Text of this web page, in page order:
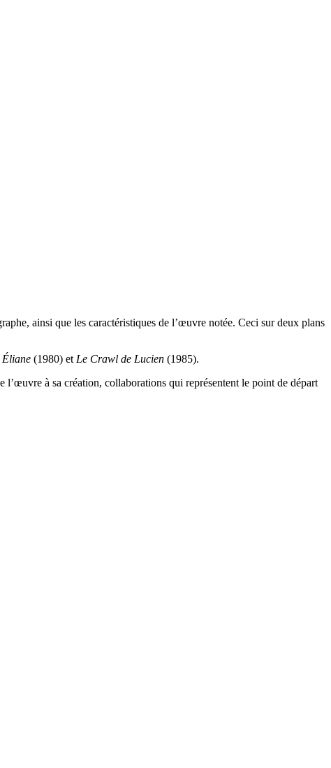
ainsi que les caractéristiques de l’œuvre notée. Ceci sur deux plans
Éliane (1980) et Le Crawl de Lucien (1985).
l’œuvre à sa création, collaborations qui représentent le point de départ